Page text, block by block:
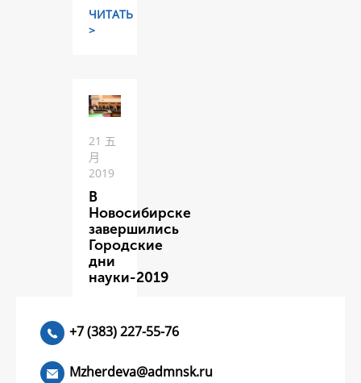
ЧИТАТЬ
>
21 五
月
2019
В
Новосибирске
завершились
Городские
дни
науки-2019
+7 (383) 227-55-76
Mzherdeva@admnsk.ru